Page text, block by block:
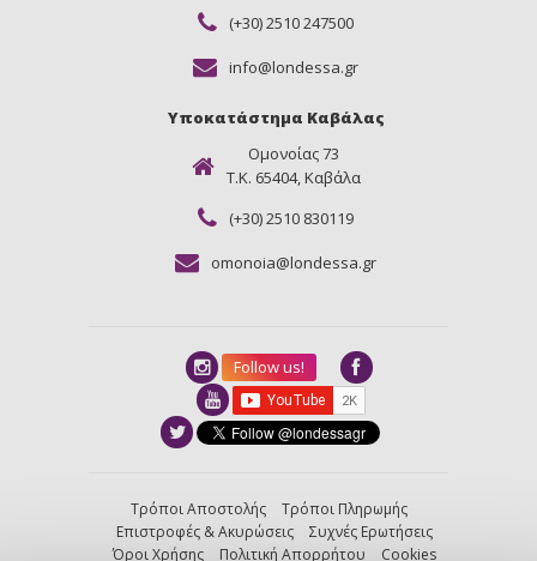
(+30) 2510 247500
info@londessa.gr
Υποκατάστημα Καβάλας
Ομονοίας 73
Τ.Κ. 65404, Καβάλα
(+30) 2510 830119
omonoia@londessa.gr
Follow us!
Τρόποι Αποστολής
Τρόποι Πληρωμής
Επιστροφές & Ακυρώσεις
Συχνές Ερωτήσεις
Όροι Χρήσης
Πολιτική Απορρήτου Cookies